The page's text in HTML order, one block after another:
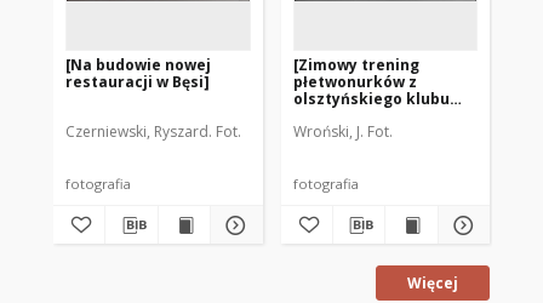
[Na budowie nowej
restauracji w Bęsi]
Czerniewski, Ryszard. Fot.
fotografia
[Zimowy trening
płetwonurków z
olsztyńskiego klubu
Krzywym]
Wroński, J. Fot.
fotografia
Więcej